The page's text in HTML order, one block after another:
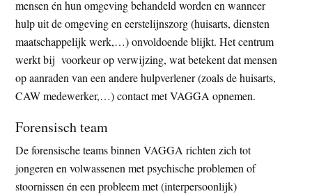
mensen én hun omgeving behandeld worden en wanneer
hulp uit de omgeving en eerstelijnszorg (huisarts, diensten
maatschappelijk werk,…) onvoldoende blijkt. Het centrum
werkt bij voorkeur op verwijzing, wat betekent dat mensen
op aanraden van een andere hulpverlener (zoals de huisarts,
CAW medewerker,…) contact met VAGGA opnemen.
Forensisch team
De forensische teams binnen VAGGA richten zich tot
jongeren en volwassenen met psychische problemen of
stoornissen én een probleem met (interpersoonlijk)